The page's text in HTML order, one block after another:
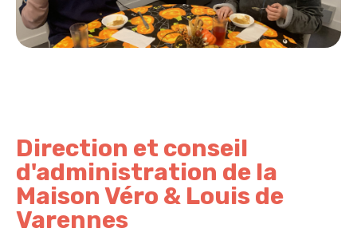
Direction et conseil
d'administration de la
Maison Véro & Louis de
Varennes